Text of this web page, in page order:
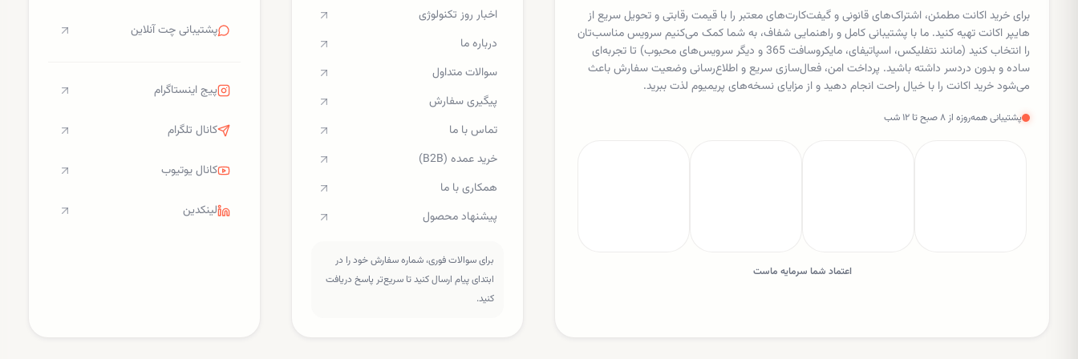
برای خرید اکانت مطمئن، اشتراک‌های قانونی و گیفت‌کارت‌های معتبر را با قیمت رقابتی و تحویل سریع از
هایپر اکانت تهیه کنید. ما با پشتیبانی کامل و راهنمایی شفاف، به شما کمک می‌کنیم سرویس مناسب‌تان
را انتخاب کنید (مانند نتفلیکس، اسپاتیفای، مایکروسافت 365 و دیگر سرویس‌های محبوب) تا تجربه‌ای
ساده و بدون دردسر داشته باشید. پرداخت امن، فعال‌سازی سریع و اطلاع‌رسانی وضعیت سفارش باعث
می‌شود خرید اکانت را با خیال راحت انجام دهید و از مزایای نسخه‌های پریمیوم لذت ببرید.
پشتیبانی همه‌روزه از ۸ صبح تا ۱۲ شب
اعتماد شما سرمایه ماست
اخبار روز تکنولوژی
درباره ما
سوالات متداول
پیگیری سفارش
تماس با ما
خرید عمده (B2B)
همکاری با ما
پیشنهاد محصول
برای سوالات فوری، شماره سفارش خود را در
ابتدای پیام ارسال کنید تا سریع‌تر پاسخ دریافت
کنید.
پشتیبانی چت آنلاین
پیج اینستاگرام
کانال تلگرام
کانال یوتیوب
لینکدین